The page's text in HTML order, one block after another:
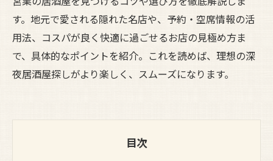
す。地元で愛される隠れた名店や、予約・空席情報の活
用法、コスパが良く快適に過ごせるお店の見極め方ま
で、具体的なポイントを紹介。これを読めば、理想の深
夜居酒屋探しがより楽しく、スムーズになります。
目次